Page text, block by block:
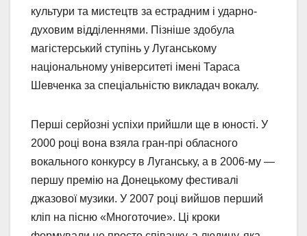
культури та мистецтв за естрадним і ударно-
духовим відділеннями. Пізніше здобула
магістерський ступінь у Луганському
національному університеті імені Тараса
Шевченка за спеціальністю викладач вокалу.
Перші серйозні успіхи прийшли ще в юності. У
2000 році вона взяла гран-прі обласного
вокального конкурсу в Луганську, а в 2006-му —
першу премію на Донецькому фестивалі
джазової музики. У 2007 році вийшов перший
кліп на пісню «Многоточие». Ці кроки